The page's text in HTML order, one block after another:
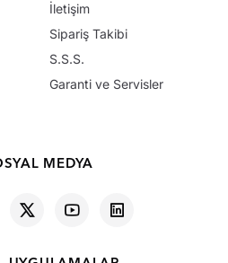
İletişim
Sipariş Takibi
S.S.S.
Garanti ve Servisler
MEDYA